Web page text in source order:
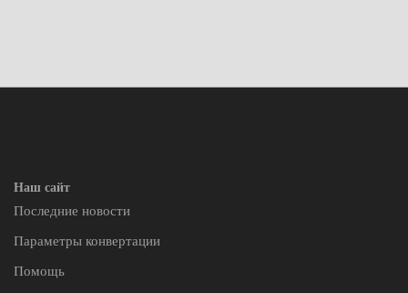
Наш сайт
Последние новости
Параметры конвертации
Помощь